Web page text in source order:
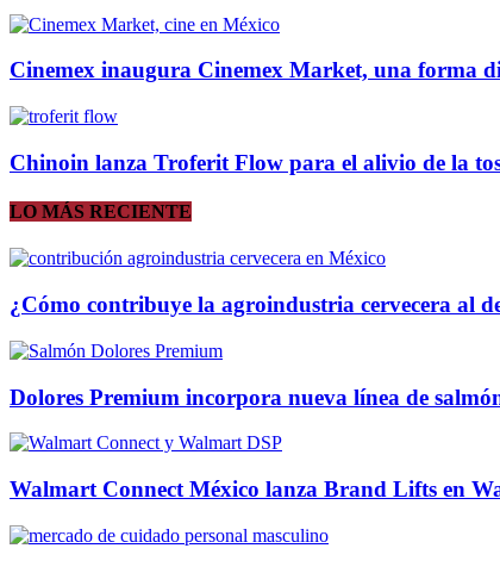
Cinemex inaugura Cinemex Market, una forma
Chinoin lanza Troferit Flow para el alivio de la
LO MÁS RECIENTE
¿Cómo contribuye la agroindustria cervecera al
Dolores Premium incorpora nueva línea de
Walmart Connect México lanza Brand Lifts en